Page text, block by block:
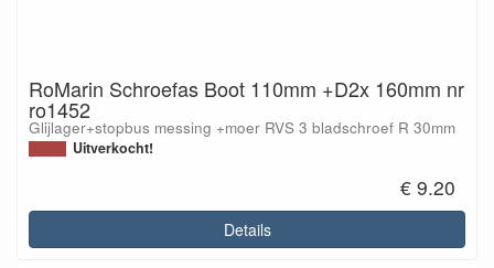
RoMarin Schroefas Boot 110mm +D2x 160mm nr
ro1452
Glijlager+stopbus messing +moer RVS 3 bladschroef R 30mm
Uitverkocht!
€ 9.20
Details